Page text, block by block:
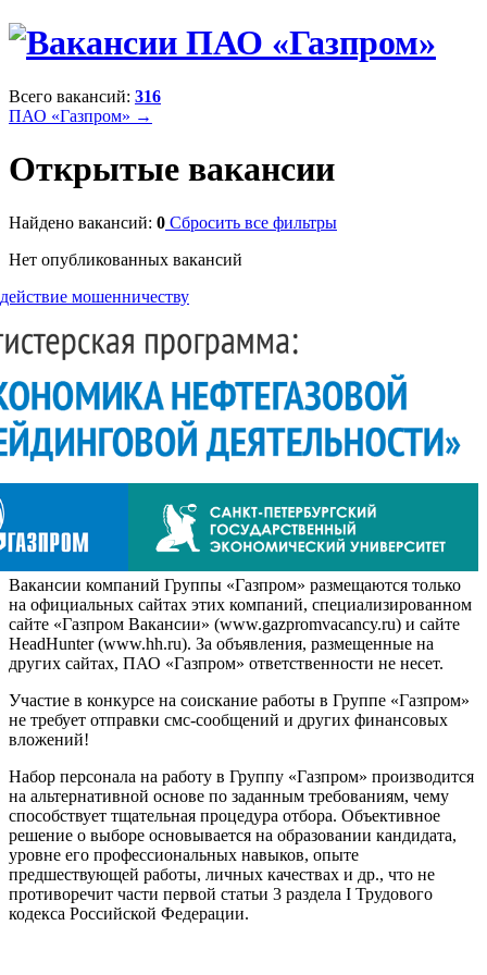
Всего вакансий: 316
ПАО «Газпром» →
Открытые вакансии
Найдено вакансий: 0 Сбросить все фильтры
Нет опубликованных вакансий
мошенничеству
Вакансии компаний Группы «Газпром» размещаются только
на официальных сайтах этих компаний, специализированном
сайте «Газпром Вакансии» (www.gazpromvacancy.ru) и сайте
HeadHunter (www.hh.ru). За объявления, размещенные на
других сайтах, ПАО «Газпром» ответственности не несет.
Участие в конкурсе на соискание работы в Группе «Газпром»
не требует отправки смс-сообщений и других финансовых
вложений!
Набор персонала на работу в Группу «Газпром» производится
на альтернативной основе по заданным требованиям, чему
способствует тщательная процедура отбора. Объективное
решение о выборе основывается на образовании кандидата,
уровне его профессиональных навыков, опыте
предшествующей работы, личных качествах и др., что не
противоречит части первой статьи 3 раздела I Трудового
кодекса Российской Федерации.